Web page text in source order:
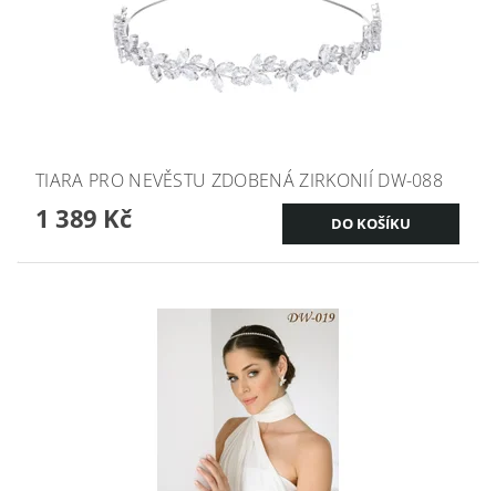
TIARA PRO NEVĚSTU ZDOBENÁ ZIRKONIÍ DW-088
1 389 Kč